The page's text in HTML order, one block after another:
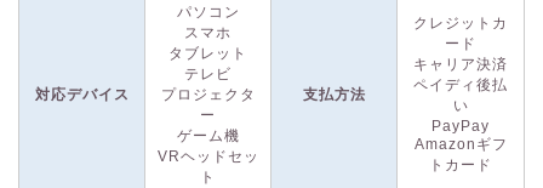
また, Amazonプライムの会員特典には、さまざまな便利なサ
ービスが含まれています。Amazonの通販では、優先的に配送
され、一部の商品は無料で翌日配送が可能です。定時配送を利
用すれば、指定した日時に商品を受け取ることもできます。
月額料金は600円（税込）です。年間プランも提供されてお
年間プランは5,900円（税込）
で、年間プランに登録する
対応デバイス
パソコン
スマホ
タブレット
テレビ
プロジェクタ
ー
ゲーム機
VRヘッドセッ
ト
支払方法
クレジットカ
ード
キャリア決済
ペイディ後払
い
PayPay
Amazonギフ
トカード